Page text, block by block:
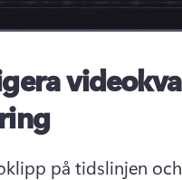
på tidslinjen